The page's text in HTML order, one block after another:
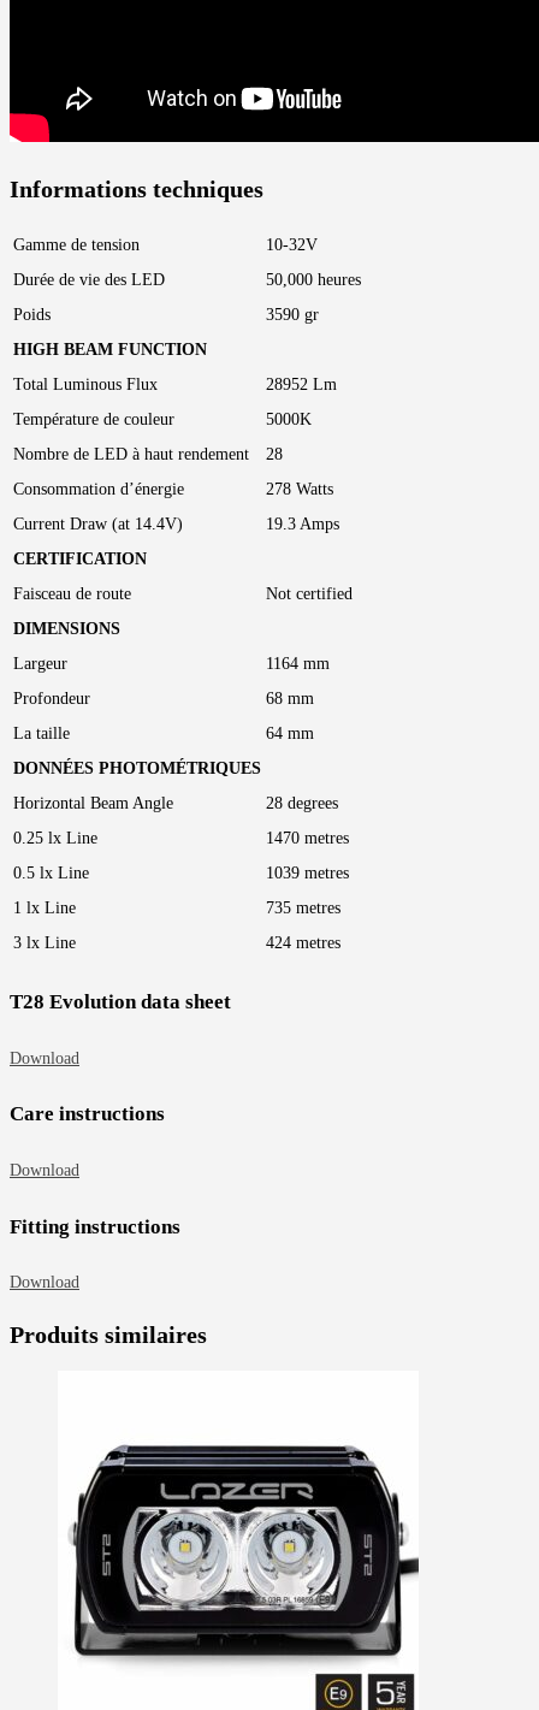
Informations techniques
Gamme de tension
10-32V
Durée de vie des LED
50,000 heures
Poids
3590 gr
HIGH BEAM FUNCTION
Total Luminous Flux
28952 Lm
Température de couleur
5000K
Nombre de LED à haut rendement
28
Consommation d’énergie
278 Watts
Current Draw (at 14.4V)
19.3 Amps
CERTIFICATION
Faisceau de route
Not certified
DIMENSIONS
Largeur
1164 mm
Profondeur
68 mm
La taille
64 mm
DONNÉES PHOTOMÉTRIQUES
Horizontal Beam Angle
28 degrees
0.25 lx Line
1470 metres
0.5 lx Line
1039 metres
1 lx Line
735 metres
3 lx Line
424 metres
Τ28 Evolution data sheet
Download
Care instructions
Download
Fitting instructions
Download
Produits similaires